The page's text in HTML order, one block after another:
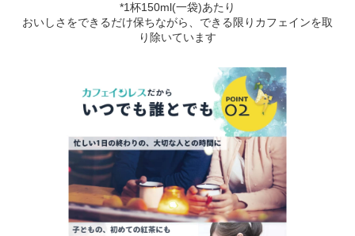
*1杯150ml(一袋)あたり
おいしさをできるだけ保ちながら、できる限りカフェインを取
り除いています